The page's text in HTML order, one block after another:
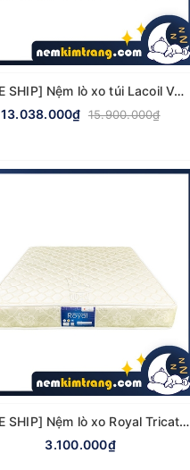
[FREE SHIP] Nệm lò xo túi Lacoil Vạn Thành - CHÍNH HÃNG, BẢO HÀNH 15 NĂM
13.038.000₫ 15.900.000₫
[FREE SHIP] Nệm lò xo Royal Tricat 2 mặt vải Vạn Thành - CHÍNH HÃNG, BẢO HÀNH 8 NĂM
3.100.000₫